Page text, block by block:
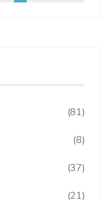
(81)
(8)
(37)
(21)